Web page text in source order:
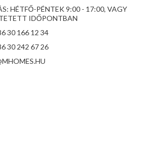
HÉTFŐ-PÉNTEK 9:00 - 17:00, VAGY
IDŐPONTBAN
30 166 12 34
30 242 67 26